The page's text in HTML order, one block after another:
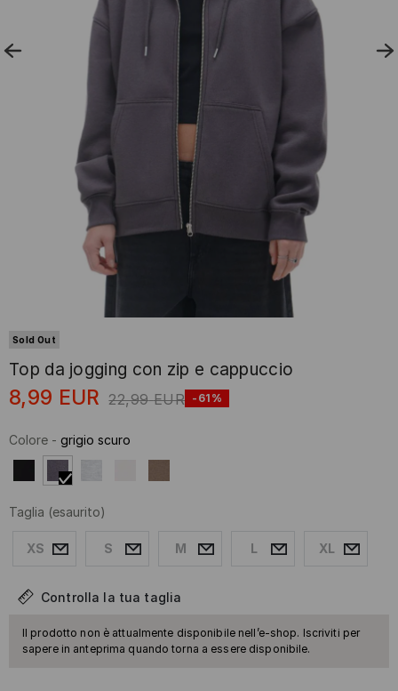
Sold Out
Top da jogging con zip e cappuccio
8,99 EUR 22,99 EUR -61%
Colore - grigio scuro
Taglia (esaurito)
XS S M L XL
Controlla la tua taglia
Il prodotto non è attualmente disponibile nell’e-shop. Iscriviti per
sapere in anteprima quando torna a essere disponibile.